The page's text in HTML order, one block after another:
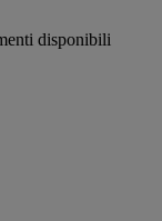
disponibili